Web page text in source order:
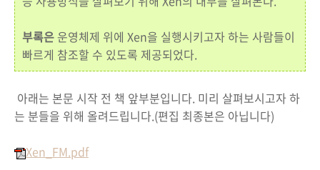
부록은 운영체제 위에 Xen을 실행시키고자 하는 사람들이
빠르게 참조할 수 있도록 제공되었다.
아래는 본문 시작 전 책 앞부분입니다. 미리 살펴보시고자 하
는 분들을 위해 올려드립니다.(편집 최종본은 아닙니다)
Xen_FM.pdf